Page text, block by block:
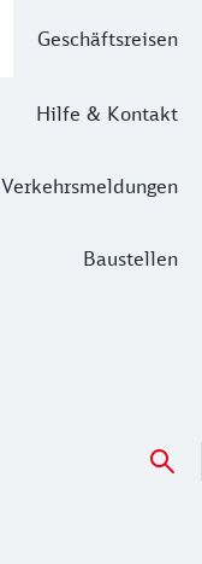
Geschäftsreisen
Hilfe & Kontakt
Verkehrsmeldungen
Baustellen